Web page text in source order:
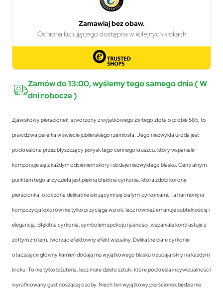
Zamów do 13:00, wyślemy tego samego dnia ( W
dni robocze )
Zjawiskowy pierścionek, stworzony z wyjątkowego żółtego złota o próbie 585, to
prawdziwa perełka w świecie jubilerskiego rzemiosła. Jego niezwykła uroda jest
podkreślona przez błyszczący połysk tego cennego kruszcu, który wspaniale
komponuje się z każdym odcieniem skóry i dodaje niezwykłego blasku. Centralnym
punktem tego arcydzieła jest piękna błękitna cyrkonia, która zdobi koronę
pierścionka, otoczona delikatnie iskrzącymi się białymi cyrkoniami. Ta harmonijna
kompozycja kolorów nie tylko przyciąga wzrok, lecz również emanuje subtelnością i
elegancją. Błękitna cyrkonia, symbolem spokoju i jasności, wspaniale kontrastuje z
żółtym złotem, tworząc efektowny efekt wizualny. Delikatne białe cyrkonie
otaczające główny kamień dodają mu wyjątkowego blasku i rzucają iskry na każdym
kroku. To nie tylko biżuteria, lecz małe dzieło sztuki, które podkreśla indywidualność i
wyrafinowany gust noszącej osoby. Niech ten wyjątkowy pierścionek będzie nie